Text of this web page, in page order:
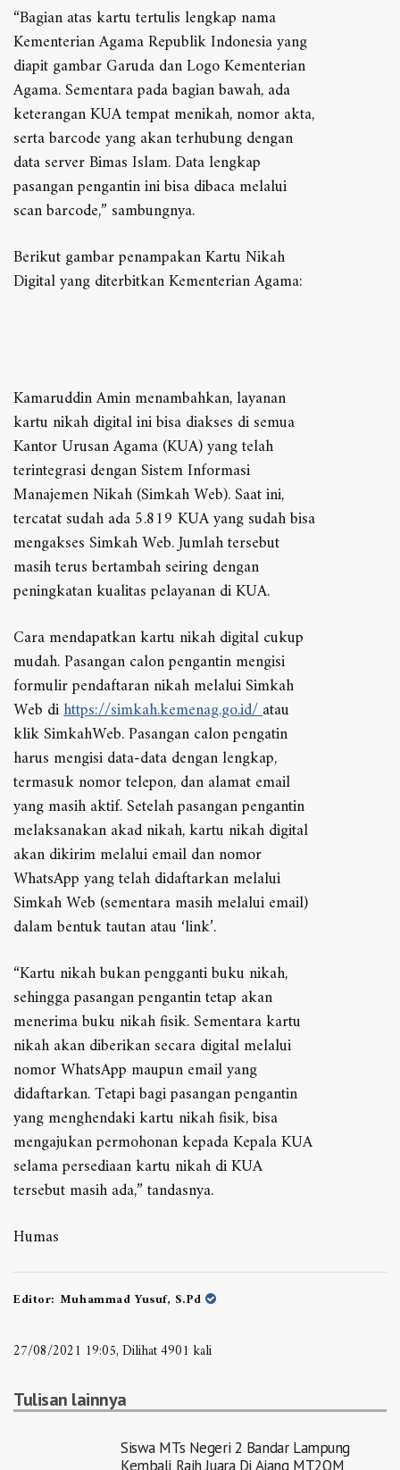
“Bagian atas kartu tertulis lengkap nama
Kementerian Agama Republik Indonesia yang
diapit gambar Garuda dan Logo Kementerian
Agama. Sementara pada bagian bawah, ada
keterangan KUA tempat menikah, nomor akta,
serta barcode yang akan terhubung dengan
data server Bimas Islam. Data lengkap
pasangan pengantin ini bisa dibaca melalui
scan barcode,” sambungnya.
Berikut gambar penampakan Kartu Nikah
Digital yang diterbitkan Kementerian Agama:
Kamaruddin Amin menambahkan, layanan
kartu nikah digital ini bisa diakses di semua
Kantor Urusan Agama (KUA) yang telah
terintegrasi dengan Sistem Informasi
Manajemen Nikah (Simkah Web). Saat ini,
tercatat sudah ada 5.819 KUA yang sudah bisa
mengakses Simkah Web. Jumlah tersebut
masih terus bertambah seiring dengan
peningkatan kualitas pelayanan di KUA.
Cara mendapatkan kartu nikah digital cukup
mudah. Pasangan calon pengantin mengisi
formulir pendaftaran nikah melalui Simkah
Web dihttps://simkah.kemenag.go.id/atau
klik SimkahWeb. Pasangan calon pengatin
harus mengisi data-data dengan lengkap,
termasuk nomor telepon, dan alamat email
yang masih aktif. Setelah pasangan pengantin
melaksanakan akad nikah, kartu nikah digital
akan dikirim melalui email dan nomor
WhatsApp yang telah didaftarkan melalui
Simkah Web (sementara masih melalui email)
dalam bentuk tautan atau ‘link’.
“Kartu nikah bukan pengganti buku nikah,
sehingga pasangan pengantin tetap akan
menerima buku nikah fisik. Sementara kartu
nikah akan diberikan secara digital melalui
nomor WhatsApp maupun email yang
didaftarkan. Tetapi bagi pasangan pengantin
yang menghendaki kartu nikah fisik, bisa
mengajukan permohonan kepada Kepala KUA
selama persediaan kartu nikah di KUA
tersebut masih ada,” tandasnya.
Humas
Editor: Muhammad Yusuf, S.Pd
27/08/2021 19:05, Dilihat 4901 kali
Tulisan lainnya
Siswa MTs Negeri 2 Bandar Lampung
Kembali Raih Juara Di Ajang MT2QM